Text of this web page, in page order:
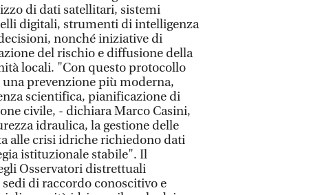
di dati satellitari, sistemi
digitali, strumenti di intelligenza
nonché iniziative di
del rischio e diffusione della
locali. "Con questo protocollo
prevenzione più moderna,
scientifica, pianificazione di
civile, - dichiara Marco Casini,
idraulica, la gestione delle
alle crisi idriche richiedono dati
istituzionale stabile". Il
Osservatori distrettuali
di raccordo conoscitivo e